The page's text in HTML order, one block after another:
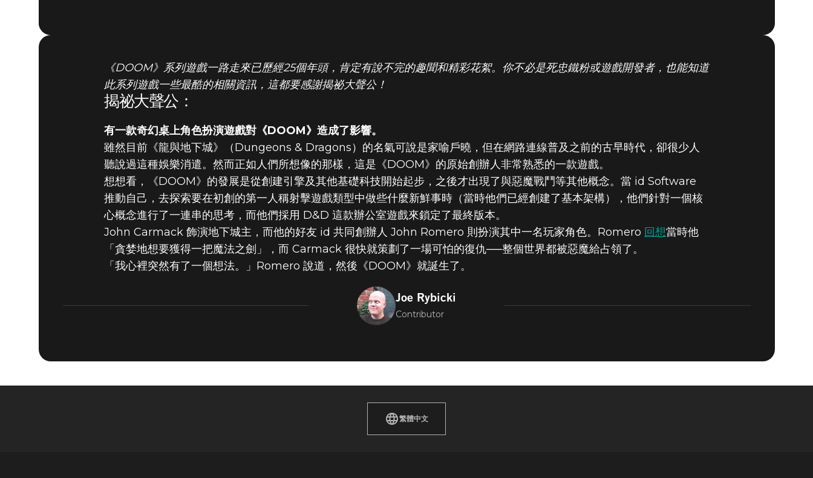
DOOM® Eternal
DOOM® Eternal 2019年9月04日
揭祕大聲公 – D&D怪物
《DOOM》系列遊戲一路走來已歷經25個年頭，肯定有說不完的趣聞和精彩花絮。你不必是死忠鐵粉或遊戲開發者，也能知道
此系列遊戲一些最酷的相關資訊，這都要感謝揭祕大聲公！
揭祕大聲公：
有一款奇幻桌上角色扮演遊戲對《DOOM》造成了影響。
雖然目前《龍與地下城》（Dungeons & Dragons）的名氣可說是家喻戶曉，但在網路連線普及之前的古早時代，卻很少人
聽說過這種娛樂消遣。然而正如人們所想像的那樣，這是《DOOM》的原始創辦人非常熟悉的一款遊戲。
想想看，《DOOM》的發展是從創建引擎及其他基礎科技開始起步，之後才出現了與惡魔戰鬥等其他概念。當 id Software
推動自己，去探索要在初創的第一人稱射擊遊戲類型中做些什麼新鮮事時（當時他們已經創建了基本架構），他們針對一個核
心概念進行了一連串的思考，而他們採用 D&D 這款辦公室遊戲來鎖定了最終版本。
John Carmack 飾演地下城主，而他的好友 id 共同創辦人 John Romero 則扮演其中一名玩家角色。Romero 回想當時他
「貪婪地想要獲得一把魔法之劍」，而 Carmack 很快就策劃了一場可怕的復仇──整個世界都被惡魔給占領了。
「我心裡突然有了一個想法。」Romero 說道，然後《DOOM》就誕生了。
Joe Rybicki
Contributor
繁體中文